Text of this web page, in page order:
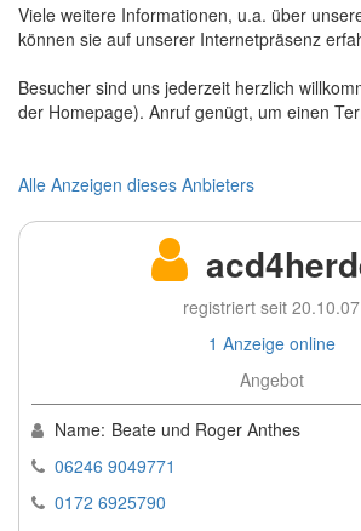
Viele weitere Informationen, u.a. über
können sie auf unserer Internetpräsenz
Besucher sind uns jederzeit herzlich
der Homepage). Anruf genügt, um einen
Alle Anzeigen dieses Anbieters
registriert seit 20.10.07
1 Anzeige online
Angebot
Name: Beate und Roger Anthes
06246 9049771
0172 6925790